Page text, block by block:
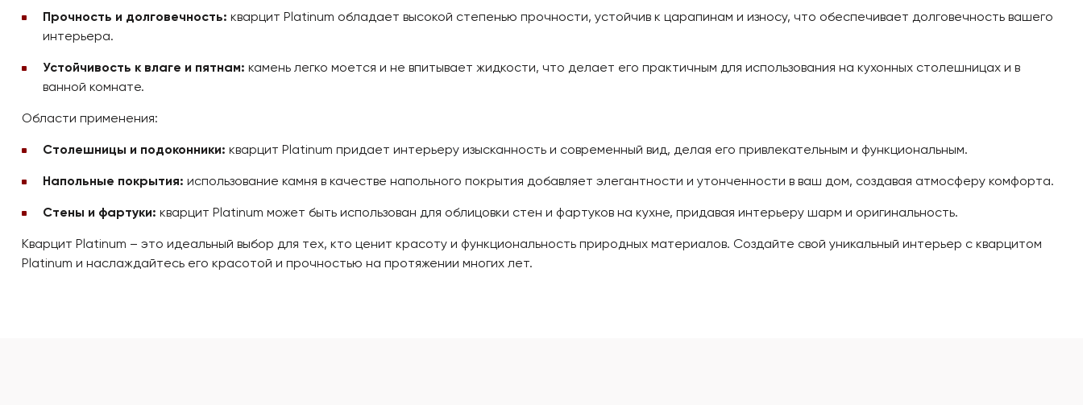
Прочность и долговечность: кварцит Platinum обладает высокой степенью прочности, устойчив к царапинам и износу, что обеспечивает долговечность вашего
интерьера.
Устойчивость к влаге и пятнам: камень легко моется и не впитывает жидкости, что делает его практичным для использования на кухонных столешницах и в
ванной комнате.
Области применения:
Столешницы и подоконники: кварцит Platinum придает интерьеру изысканность и современный вид, делая его привлекательным и функциональным.
Напольные покрытия: использование камня в качестве напольного покрытия добавляет элегантности и утонченности в ваш дом, создавая атмосферу комфорта.
Стены и фартуки: кварцит Platinum может быть использован для облицовки стен и фартуков на кухне, придавая интерьеру шарм и оригинальность.
Кварцит Platinum – это идеальный выбор для тех, кто ценит красоту и функциональность природных материалов. Создайте свой уникальный интерьер с кварцитом
Platinum и наслаждайтесь его красотой и прочностью на протяжении многих лет.